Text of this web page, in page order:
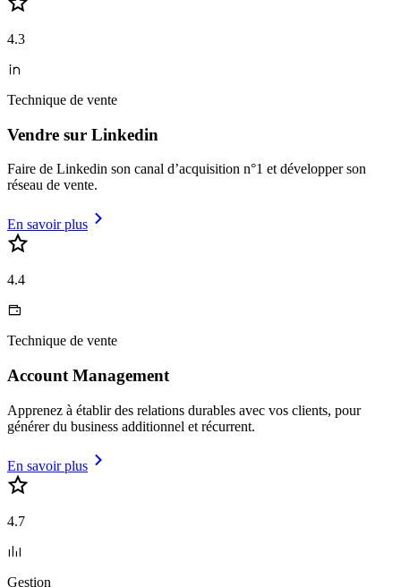
4.3
Technique de vente
Vendre sur Linkedin
Faire de Linkedin son canal d’acquisition n°1 et développer son
réseau de vente.
En savoir plus
4.4
Technique de vente
Account Management
Apprenez à établir des relations durables avec vos clients, pour
générer du business additionnel et récurrent.
En savoir plus
4.7
Gestion